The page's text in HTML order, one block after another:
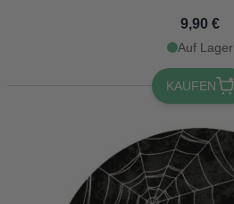
9,90 €
Auf Lager
KAUFEN